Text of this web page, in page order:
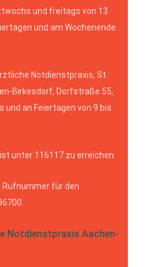
und freitags von 13
und am Wochenende
Notdienstpraxis, St.
Birkesdorf, Dorfstraße 55,
an Feiertagen von 9 bis
unter 116117 zu erreichen.
für den
Notdienstpraxis Aachen-